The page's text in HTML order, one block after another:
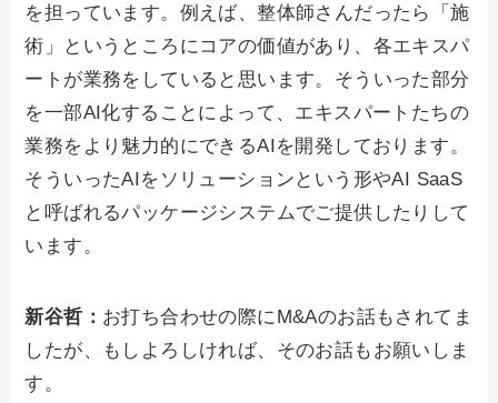
を担っています。例えば、整体師さんだったら「施
術」というところにコアの価値があり、各エキスパ
ートが業務をしていると思います。そういった部分
を一部AI化することによって、エキスパートたちの
業務をより魅力的にできるAIを開発しております。
そういったAIをソリューションという形やAI SaaS
と呼ばれるパッケージシステムでご提供したりして
います。
新谷哲： お打ち合わせの際にM&Aのお話もされてま
したが、もしよろしければ、そのお話もお願いしま
す。